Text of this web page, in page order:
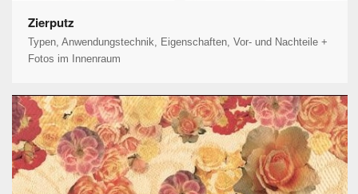
Zierputz
Typen, Anwendungstechnik, Eigenschaften, Vor- und Nachteile +
Fotos im Innenraum